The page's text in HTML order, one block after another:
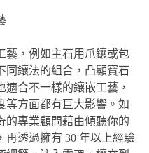
藝，例如主石用爪鑲或包
同鑲法的組合，凸顯寶石
合不一樣的鑲嵌工藝，
等方面都有巨大影響。如
的專業顧問藉由傾聽你的
再透過擁有 30 年以上經驗